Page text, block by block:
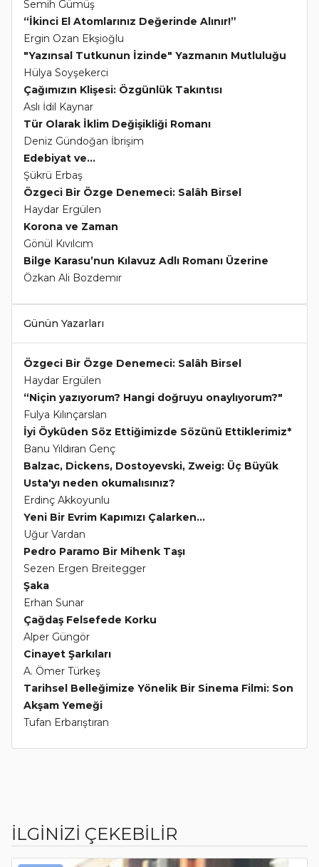
Semih Gümüş
“İkinci El Atomlarınız Değerinde Alınır!”
Ergin Ozan Ekşioğlu
"Yazınsal Tutkunun İzinde" Yazmanın Mutluluğu
Hülya Soyşekerci
Çağımızın Klişesi: Özgünlük Takıntısı
Aslı İdil Kaynar
Tür Olarak İklim Değişikliği Romanı
Deniz Gündoğan İbrişim
Edebiyat ve...
Şükrü Erbaş
Özgeci Bir Özge Denemeci: Salâh Birsel
Haydar Ergülen
Korona ve Zaman
Gönül Kıvılcım
Bilge Karasu’nun Kılavuz Adlı Romanı Üzerine
Özkan Ali Bozdemir
Günün Yazarları
Özgeci Bir Özge Denemeci: Salâh Birsel
Haydar Ergülen
“Niçin yazıyorum? Hangi doğruyu onaylıyorum?"
Fulya Kılınçarslan
İyi Öyküden Söz Ettiğimizde Sözünü Ettiklerimiz*
Banu Yıldıran Genç
Balzac, Dickens, Dostoyevski, Zweig: Üç Büyük
Usta'yı neden okumalısınız?
Erdinç Akkoyunlu
Yeni Bir Evrim Kapımızı Çalarken...
Uğur Vardan
Pedro Paramo Bir Mihenk Taşı
Sezen Ergen Breitegger
Şaka
Erhan Sunar
Çağdaş Felsefede Korku
Alper Güngör
Cinayet Şarkıları
A. Ömer Türkeş
Tarihsel Belleğimize Yönelik Bir Sinema Filmi: Son
Akşam Yemeği
Tufan Erbarıştıran
İLGİNİZİ ÇEKEBİLİR